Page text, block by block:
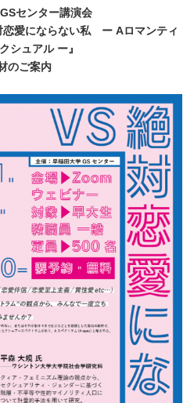
センター講演会
恋愛にならない私 ー Aロマンティ
シュアル ー』
のご案内